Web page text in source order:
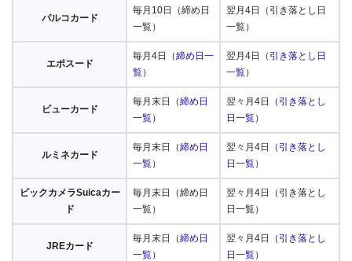
パルコカード
毎月10日（締め日
一覧）
翌月4日（引き落とし日
一覧）
エポスード
毎月4日（締め日一
覧）
翌月4日（ 引き落とし日
一覧）
ビューカード
毎月末日（締め日
一覧）
翌々月4日（ 引き落とし
日一覧）
ルミネカード
毎月末日（締め日
一覧）
翌々月4日（ 引き落とし
日一覧）
ビックカメラSuicaカー
ド
毎月末日（締め日
一覧）
翌々月4日（引き落とし
日一覧）
JREカード
毎月末日（締め日
一覧）
翌々月4日（ 引き落とし
日一覧）